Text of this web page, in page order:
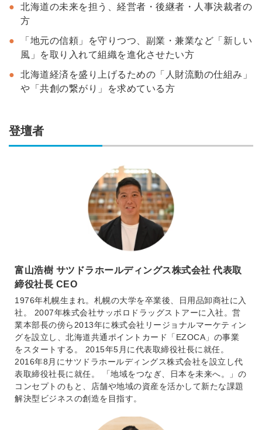
北海道の未来を担う、経営者・後継者・人事決裁者の
方
「地元の信頼」を守りつつ、副業・兼業など「新しい
風」を取り入れて組織を進化させたい方
北海道経済を盛り上げるための「人財流動の仕組み」
や「共創の繋がり」を求めている方
登壇者
富山浩樹 サツドラホールディングス株式会社 代表取
締役社長 CEO
1976年札幌生まれ。札幌の大学を卒業後、日用品卸商社に入
社。 2007年株式会社サッポロドラッグストアーに入社。営
業本部長の傍ら2013年に株式会社リージョナルマーケティン
グを設立し、北海道共通ポイントカード「EZOCA」の事業
をスタートする。 2015年5月に代表取締役社長に就任。
2016年8月にサツドラホールディングス株式会社を設立し代
表取締役社長に就任。 「地域をつなぎ、日本を未来へ。」の
コンセプトのもと、店舗や地域の資産を活かして新たな課題
解決型ビジネスの創造を目指す。